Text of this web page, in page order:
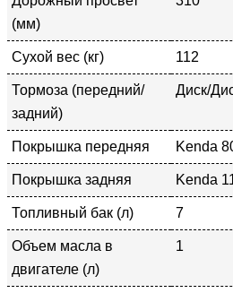
(мм)
Сухой вес (кг) 112
Тормоза (передний/
задний)
Диск/
Покрышка передняя Kenda
Покрышка задняя Kenda
Топливный бак (л) 7
Объем масла в
двигателе (л)
1